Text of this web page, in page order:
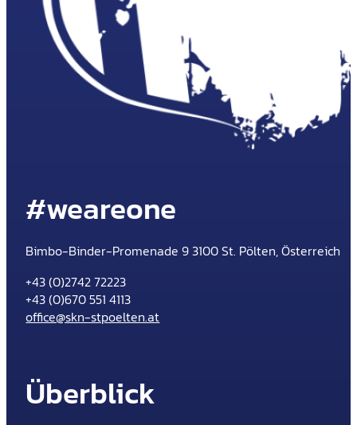
#weareone
Bimbo-Binder-Promenade 9 3100 St. Pölten, Österreich
+43 (0)2742 72223
+43 (0)670 551 4113
office@skn-stpoelten.at
Überblick